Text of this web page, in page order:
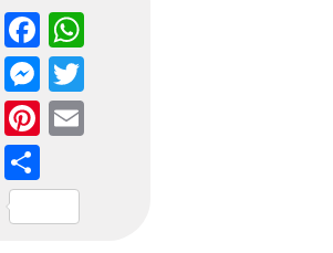
Facebook
WhatsApp
Messenger
Twitter
Pinterest
Email
Share